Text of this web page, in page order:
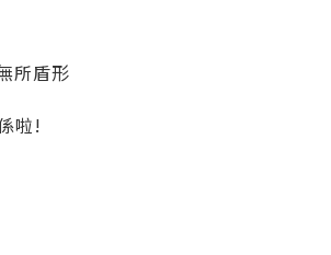
所盾形
啦!